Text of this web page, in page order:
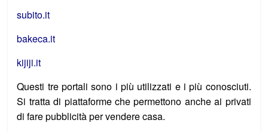
subito.it
bakeca.it
kijiji.it
Questi tre portali sono i più utilizzati e i più conosciuti.
Si tratta di piattaforme che permettono anche ai privati
di fare pubblicità per vendere casa.